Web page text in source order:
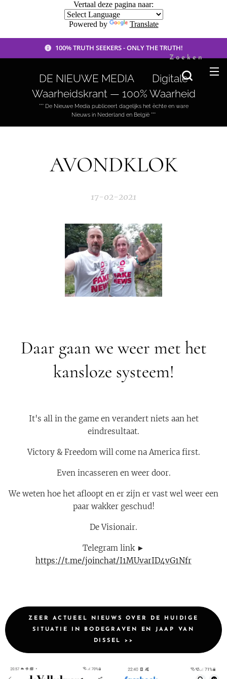
Vertaal deze pagina naar:
Powered by Translate
100% TRUTH SEEKERS - ONLY THE TRUTH!
DE NIEUWE MEDIA 🟣 Digitale
Waarheidskrant — 100% Waarheid
*** De Nieuwe Media publiceert dagelijks het èchte en ware
Nieuws in Nederland en België ***
Zoeken
AVONDKLOK
17-02-2021
Daar gaan we weer met het
kansloze systeem!
It's all in the game en verandert niets aan het
eindresultaat.
Victory & Freedom will come na America first.
Even incasseren en weer door.
We weten hoe het afloopt en er zijn er vast wel weer een
paar wakker geschud!
De Visionair.
Telegram link ►
https://t.me/joinchat/I1MUvarID4vG1Nfr
ZEER ACTUEEL NIEUWS OVER DE HUIDIGE
SITUATIE IN BODEGRAVEN EN JAAP VAN
DISSEL >>